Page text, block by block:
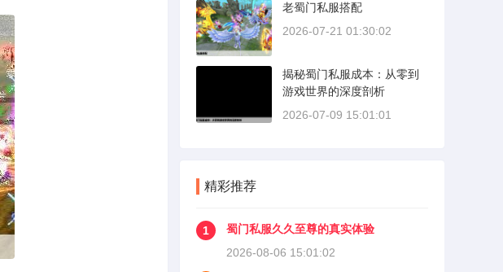
老蜀门私服搭配
2026-07-21 01:30:02
揭秘蜀门私服成本：从零到
游戏世界的深度剖析
2026-07-09 15:01:01
精彩推荐
1
蜀门私服久久至尊的真实体验
2026-08-06 15:01:02